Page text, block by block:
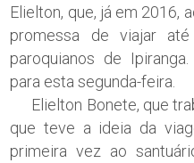
Elielton, que, já em 2016,
promessa de viajar
paroquianos de
para esta segunda-feira.
Elielton Bonete, que
que teve a ideia da
primeira vez ao